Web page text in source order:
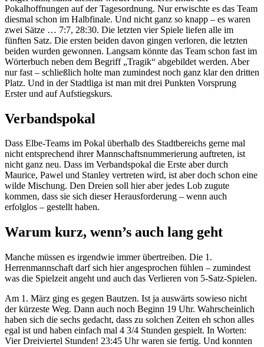
Pokalhoffnungen auf der Tagesordnung. Nur erwischte es das Team
diesmal schon im Halbfinale. Und nicht ganz so knapp – es waren
zwei Sätze … 7:7, 28:30. Die letzten vier Spiele liefen alle im
fünften Satz. Die ersten beiden davon gingen verloren, die letzten
beiden wurden gewonnen. Langsam könnte das Team schon fast im
Wörterbuch neben dem Begriff „Tragik“ abgebildet werden. Aber
nur fast – schließlich holte man zumindest noch ganz klar den dritten
Platz. Und in der Stadtliga ist man mit drei Punkten Vorsprung
Erster und auf Aufstiegskurs.
Verbandspokal
Dass Elbe-Teams im Pokal überhalb des Stadtbereichs gerne mal
nicht entsprechend ihrer Mannschaftsnummerierung auftreten, ist
nicht ganz neu. Dass im Verbandspokal die Erste aber durch
Maurice, Pawel und Stanley vertreten wird, ist aber doch schon eine
wilde Mischung. Den Dreien soll hier aber jedes Lob zugute
kommen, dass sie sich dieser Herausforderung – wenn auch
erfolglos – gestellt haben.
Warum kurz, wenn’s auch lang geht
Manche müssen es irgendwie immer übertreiben. Die 1.
Herrenmannschaft darf sich hier angesprochen fühlen – zumindest
was die Spielzeit angeht und auch das Verlieren von 5-Satz-Spielen.
Am 1. März ging es gegen Bautzen. Ist ja auswärts sowieso nicht
der kürzeste Weg. Dann auch noch Beginn 19 Uhr. Wahrscheinlich
haben sich die sechs gedacht, dass zu solchen Zeiten eh schon alles
egal ist und haben einfach mal 4 3/4 Stunden gespielt. In Worten:
Vier Dreiviertel Stunden! 23:45 Uhr waren sie fertig. Und konnten